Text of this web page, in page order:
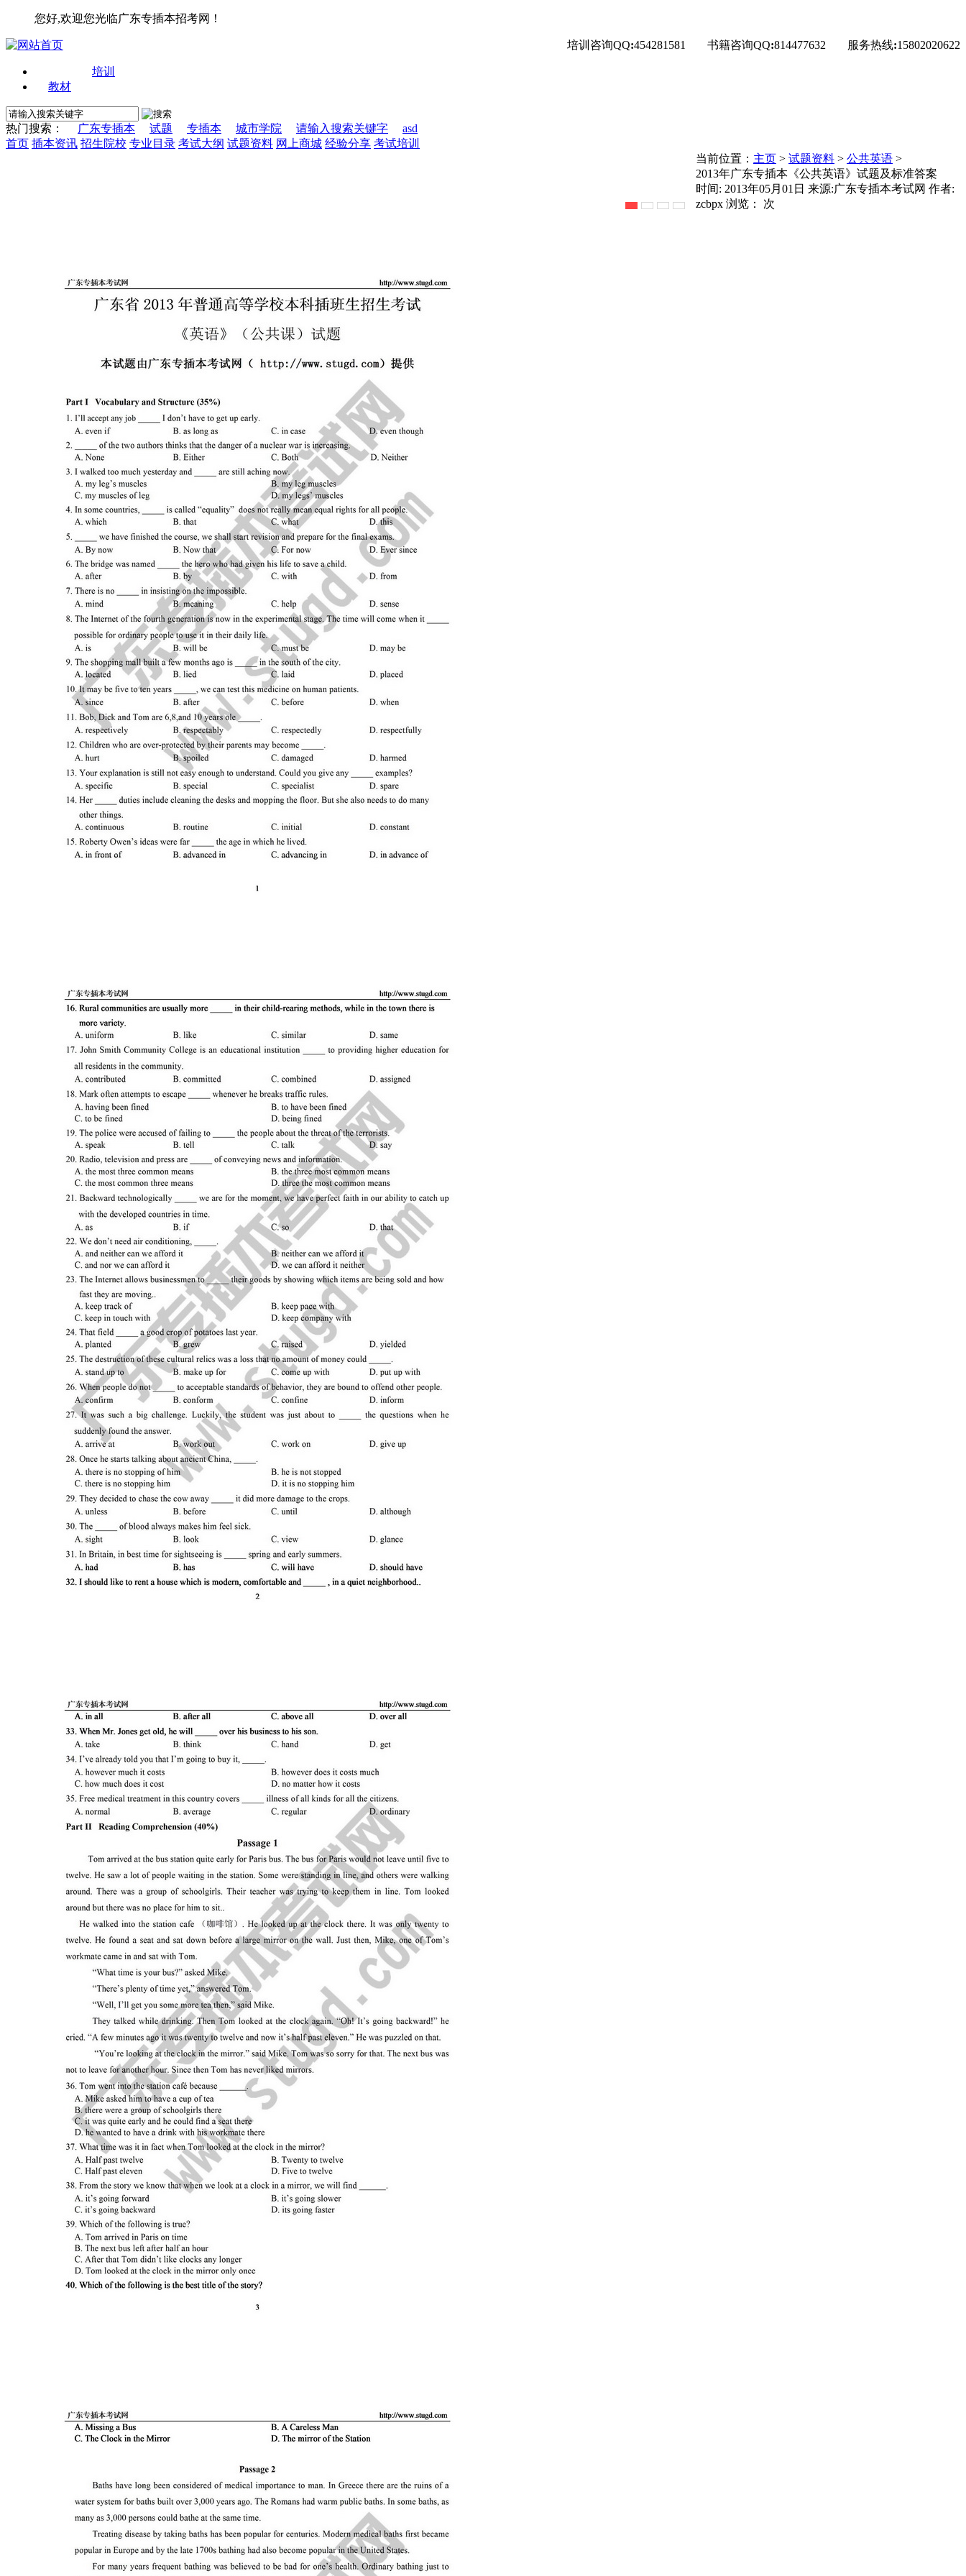
您好,欢迎您光临广东专插本招考网！
服务热线:15802020622
书籍咨询QQ:814477632
培训咨询QQ:454281581
培训
教材
热门搜索： 广东专插本 试题 专插本 城市学院 请输入搜索关键字
asd
首页 插本资讯 招生院校 专业目录 考试大纲 试题资料 网上商城 经验分享 考试培训
当前位置： 主页 > 试题资料 > 公共英语 >
2013年广东专插本《公共英语》试题及标准答案
时间: 2013年05月01日 来源:广东专插本考试网 作者:
zcbpx 浏览：
次